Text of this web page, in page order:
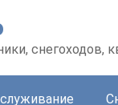
снегоходов,